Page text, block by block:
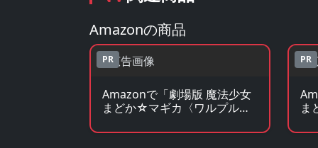
Amazonの商品
PR
Amazonで「劇場版 魔法少女
まどか☆マギカ〈ワルプルギ
を見る
PR
ま
を